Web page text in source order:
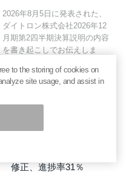
2026年8月5日に発表された、
ダイトロン株式会社2026年12
月期第2四半期決算説明の内容
を書き起こしでお伝えしま
関連の市況上昇と自動車
修正、進捗率31％
to the storing of cookies on
site usage, and assist in